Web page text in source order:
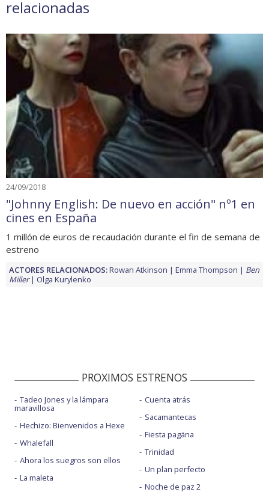
relacionadas
24/09/2018
"Johnny English: De nuevo en acción" nº1 en
cines en España
1 millón de euros de recaudación durante el fin de semana de
estreno
ACTORES RELACIONADOS:Rowan Atkinson Emma Thompson
Ben
Miller
Olga Kurylenko
PROXIMOS ESTRENOS
Tadeo Jones y la lámpara
maravillosa
Hechizo: Bienvenidos a Hexe
Whalefall
Ahora los suegros son ellos
La maleta
Cuenta atrás
Sacamantecas
Fiesta pagäna
Trinidad
Un plan perfecto
Noche de paz 2